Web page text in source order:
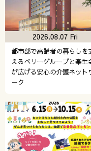
都市部で高齢者の暮らしを
えるベリーグループと楽生
が広げる安心の介護ネット
ーク
2026.08.07 Fri